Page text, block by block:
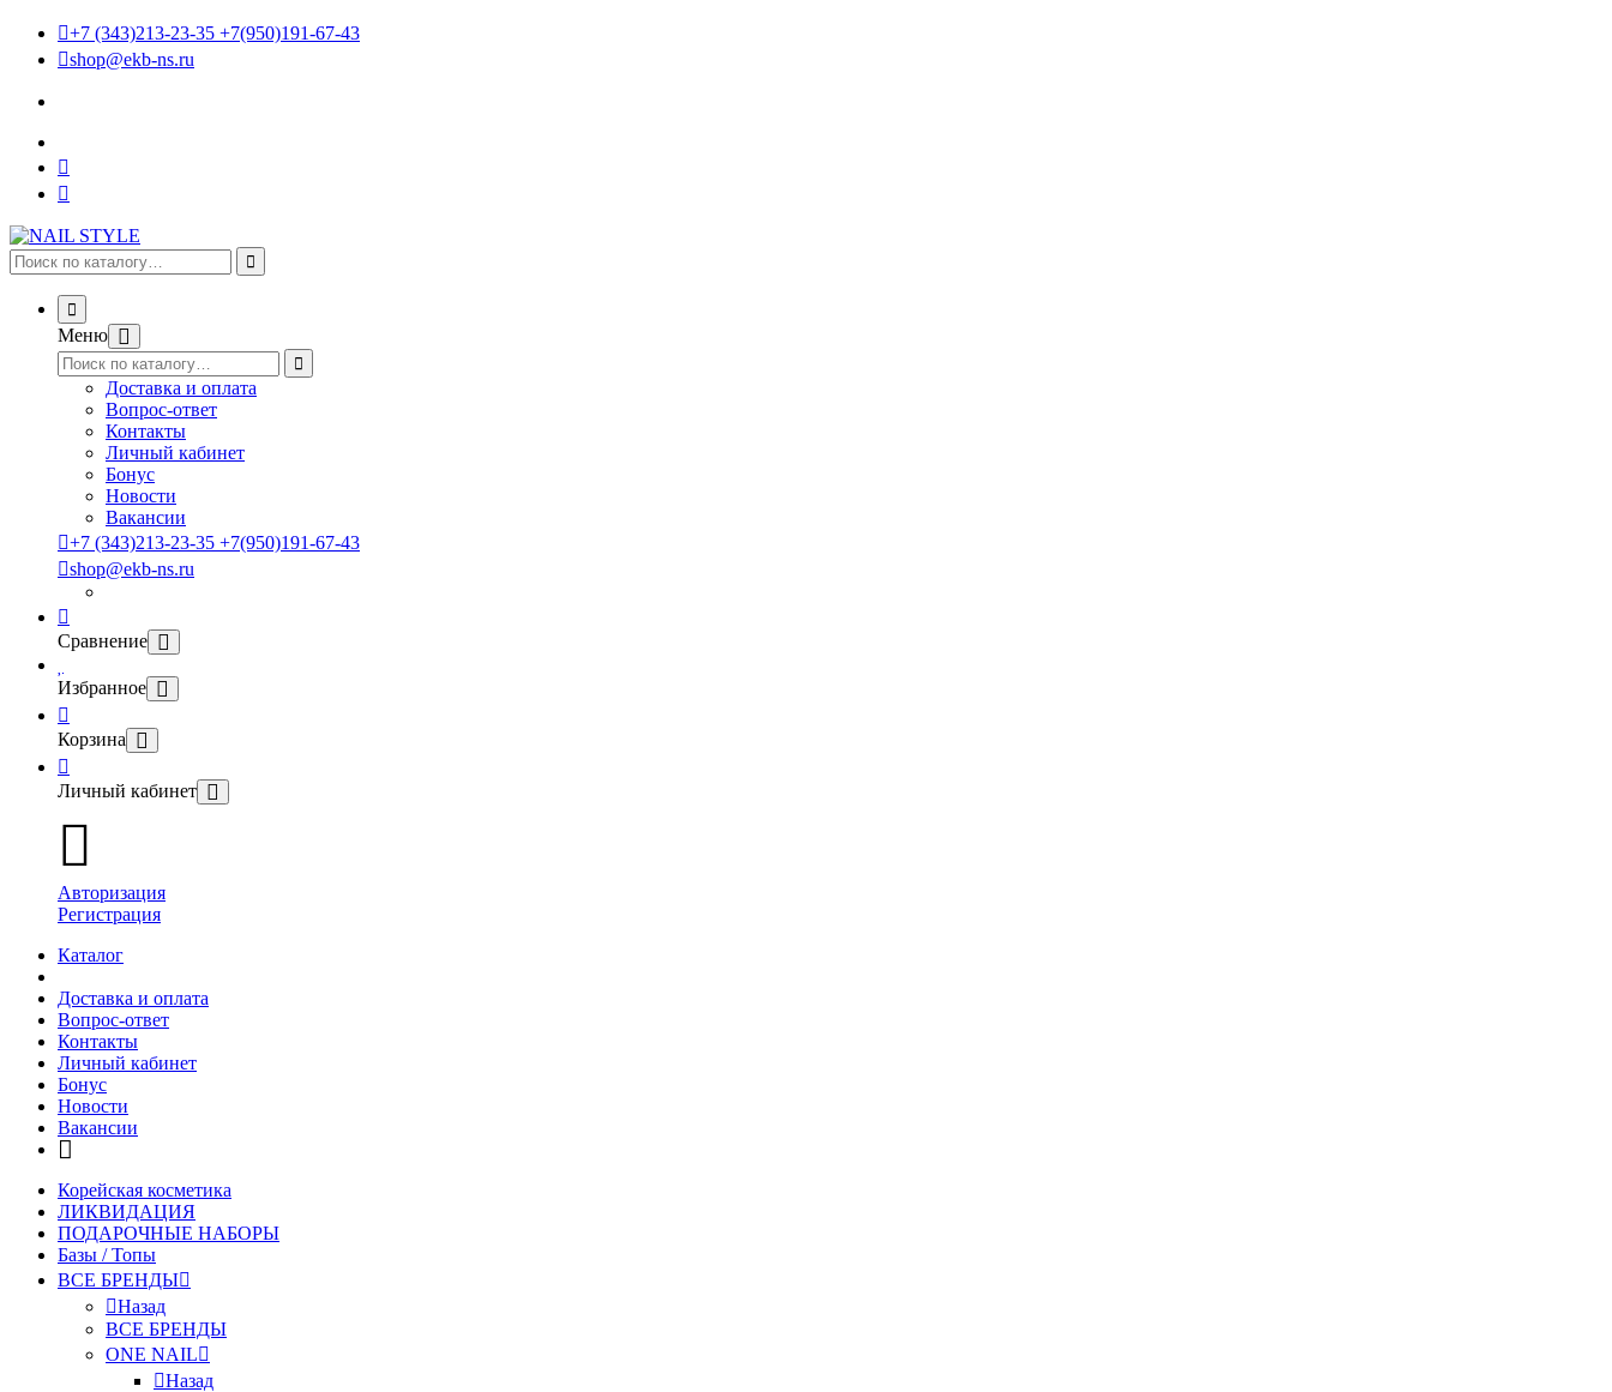
+7 (343)213-23-35 +7(950)191-67-43
shop@ekb-ns.ru
Меню
Доставка и оплата
Вопрос-ответ
Контакты
Личный кабинет
Бонус
Новости
Вакансии
+7 (343)213-23-35 +7(950)191-67-43
shop@ekb-ns.ru
Сравнение
Избранное
Корзина
Личный кабинет
Авторизация
Регистрация
Каталог
Доставка и оплата
Вопрос-ответ
Контакты
Личный кабинет
Бонус
Новости
Вакансии
Корейская косметика
ЛИКВИДАЦИЯ
ПОДАРОЧНЫЕ НАБОРЫ
Базы / Топы
ВСЕ БРЕНДЫ
Назад
ВСЕ БРЕНДЫ
ONE NAIL
Назад